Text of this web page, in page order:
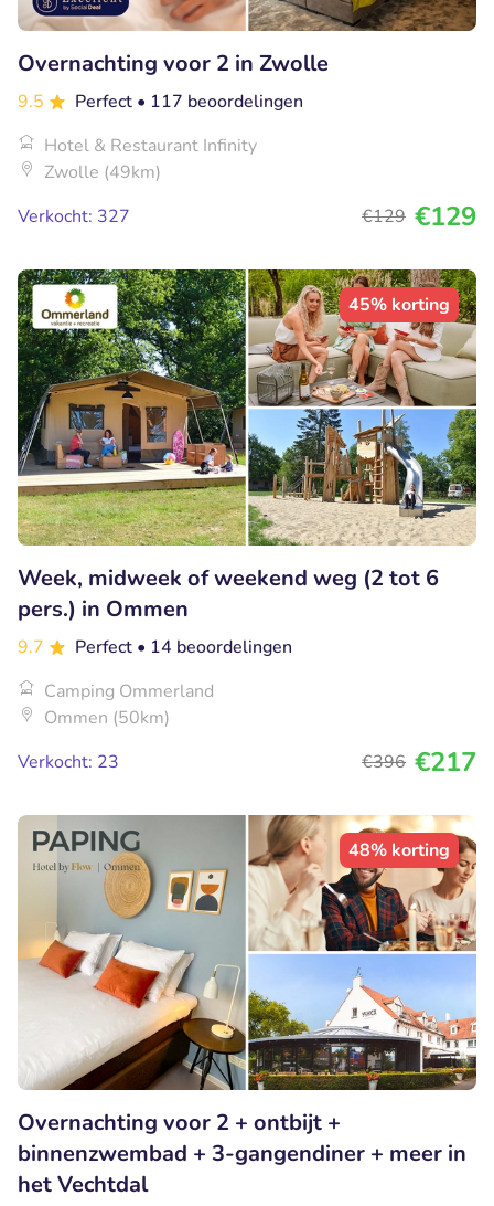
Overnachting voor 2 in Zwolle
9.5 Perfect • 117 beoordelingen
Hotel & Restaurant Infinity
Zwolle (49km)
Verkocht: 327
€129 €129
45% korting
Week, midweek of weekend weg (2 tot 6
pers.) in Ommen
9.7 Perfect • 14 beoordelingen
Camping Ommerland
Ommen (50km)
Verkocht: 23
€396 €217
48% korting
Overnachting voor 2 + ontbijt +
binnenzwembad + 3-gangendiner + meer in
het Vechtdal